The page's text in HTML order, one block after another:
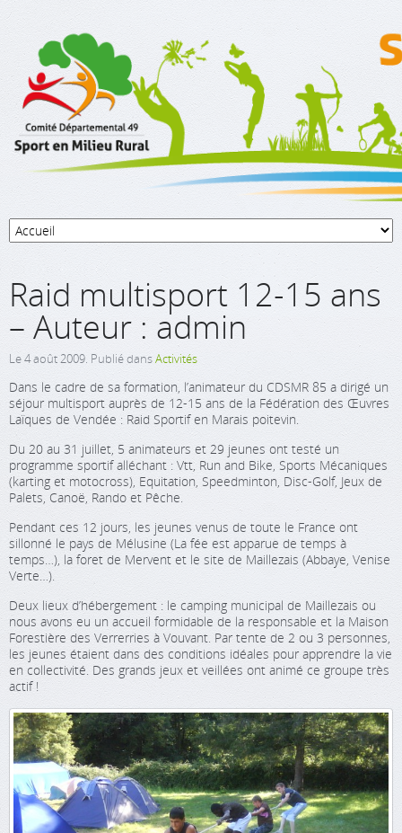
Raid multisport 12-15 ans
– Auteur : admin
Le4 août 2009. Publié dansActivités
Dans le cadre de sa formation, l’animateur du CDSMR 85 a dirigé un
séjour multisport auprès de 12-15 ans de la Fédération des Œuvres
Laïques de Vendée : Raid Sportif en Marais poitevin.
Du 20 au 31 juillet, 5 animateurs et 29 jeunes ont testé un
programme sportif alléchant : Vtt, Run and Bike, Sports Mécaniques
(karting et motocross), Equitation, Speedminton, Disc-Golf, Jeux de
Palets, Canoë, Rando et Pêche.
Pendant ces 12 jours, les jeunes venus de toute le France ont
sillonné le pays de Mélusine (La fée est apparue de temps à
temps…), la foret de Mervent et le site de Maillezais (Abbaye, Venise
Verte…).
Deux lieux d’hébergement : le camping municipal de Maillezais ou
nous avons eu un accueil formidable de la responsable et la Maison
Forestière des Verrerries à Vouvant. Par tente de 2 ou 3 personnes,
les jeunes étaient dans des conditions idéales pour apprendre la vie
en collectivité. Des grands jeux et veillées ont animé ce groupe très
actif !